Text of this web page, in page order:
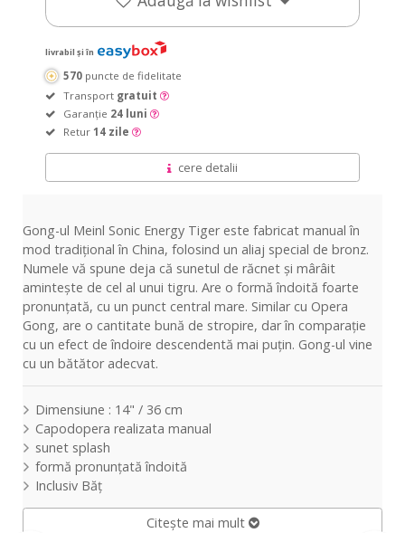
livrabil și în
570 puncte de fidelitate
Transport gratuit
Garanție 24 luni
Retur 14 zile
cere detalii
Gong-ul Meinl Sonic Energy Tiger este fabricat manual în
mod tradițional în China, folosind un aliaj special de bronz.
Numele vă spune deja că sunetul de răcnet și mârâit
amintește de cel al unui tigru. Are o formă îndoită foarte
pronunțată, cu un punct central mare. Similar cu Opera
Gong, are o cantitate bună de stropire, dar în comparație
cu un efect de îndoire descendentă mai puțin. Gong-ul vine
cu un bătător adecvat.
Dimensiune : 14" / 36 cm
Capodopera realizata manual
sunet splash
formă pronunțată îndoită
Inclusiv Băţ
Citește mai mult